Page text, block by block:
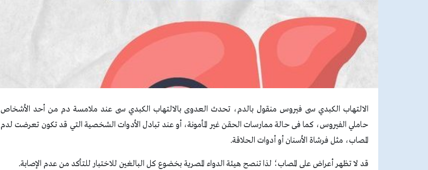
الالتهاب الكبدي سى فيروس منقول بالدم، تحدث العدوى بالالتهاب الكبدي سى عند ملامسة دم من أحد الأشخاص
حاملي الفيروس، كما فى حالة ممارسات الحقن غير المأمونة، أو عند تبادل الأدوات الشخصية التي قد تكون تعرضت لدم
المصاب، مثل فرشاة الأسنان أو أدوات الحلاقة.​
قد لا تظهر أعراض على المصاب؛ لذا تنصح هيئة الدواء المصرية بخضوع كل البالغين للاختبار للتأكد من عدم الإصابة.​